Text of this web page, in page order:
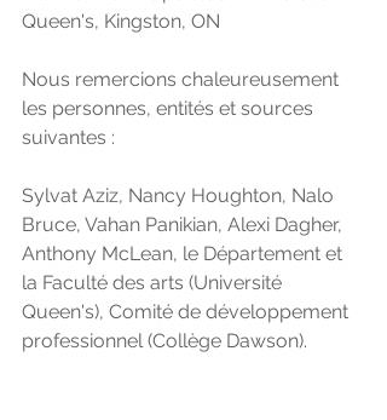
Queen's, Kingston, ON
Nous remercions chaleureusement
les personnes, entités et sources
suivantes :
Sylvat Aziz, Nancy Houghton, Nalo
Bruce, Vahan Panikian, Alexi Dagher,
Anthony McLean, le Département et
la Faculté des arts (Université
Queen's), Comité de développement
professionnel (Collège Dawson).